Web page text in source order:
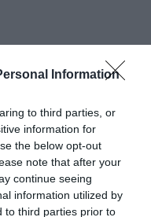
Information
to third parties, or
information for
the below opt-out
note that after your
continue seeing
information utilized by
to third parties prior to
έκανε
κρατώντας
«Όχι στην
«Οι φούστες